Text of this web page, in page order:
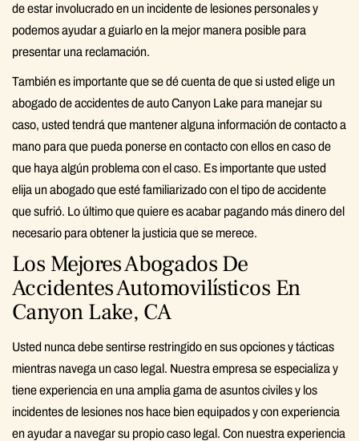
de estar involucrado en un incidente de lesiones personales y
podemos ayudar a guiarlo en la mejor manera posible para
presentar una reclamación.
También es importante que se dé cuenta de que si usted elige un
abogado de accidentes de auto Canyon Lake para manejar su
caso, usted tendrá que mantener alguna información de contacto a
mano para que pueda ponerse en contacto con ellos en caso de
que haya algún problema con el caso. Es importante que usted
elija un abogado que esté familiarizado con el tipo de accidente
que sufrió. Lo último que quiere es acabar pagando más dinero del
necesario para obtener la justicia que se merece.
Los Mejores Abogados De
Accidentes Automovilísticos En
Canyon Lake, CA
Usted nunca debe sentirse restringido en sus opciones y tácticas
mientras navega un caso legal. Nuestra empresa se especializa y
tiene experiencia en una amplia gama de asuntos civiles y los
incidentes de lesiones nos hace bien equipados y con experiencia
en ayudar a navegar su propio caso legal. Con nuestra experiencia